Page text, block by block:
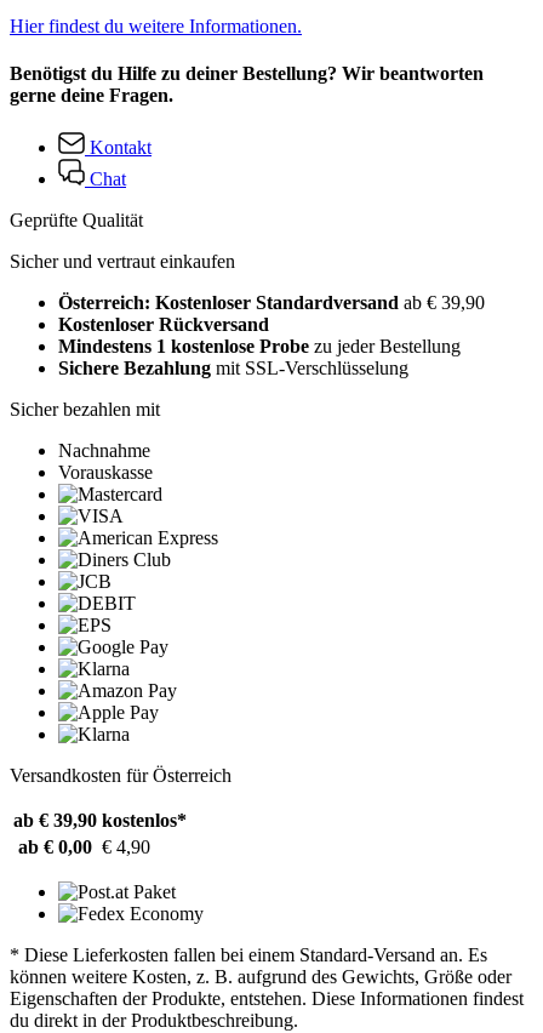
Hier findest du weitere Informationen.
Benötigst du Hilfe zu deiner Bestellung? Wir beantworten
gerne deine Fragen.
Kontakt
Chat
Geprüfte Qualität
Sicher und vertraut einkaufen
Österreich: Kostenloser Standardversand ab € 39,90
Kostenloser Rückversand
Mindestens 1 kostenlose Probe zu jeder Bestellung
Sichere Bezahlung mit SSL-Verschlüsselung
Sicher bezahlen mit
Nachnahme
Vorauskasse
Versandkosten für Österreich
ab € 39,90 kostenlos*
ab € 0,00 € 4,90
* Diese Lieferkosten fallen bei einem Standard-Versand an. Es
können weitere Kosten, z. B. aufgrund des Gewichts, Größe oder
Eigenschaften der Produkte, entstehen. Diese Informationen findest
du direkt in der Produktbeschreibung.